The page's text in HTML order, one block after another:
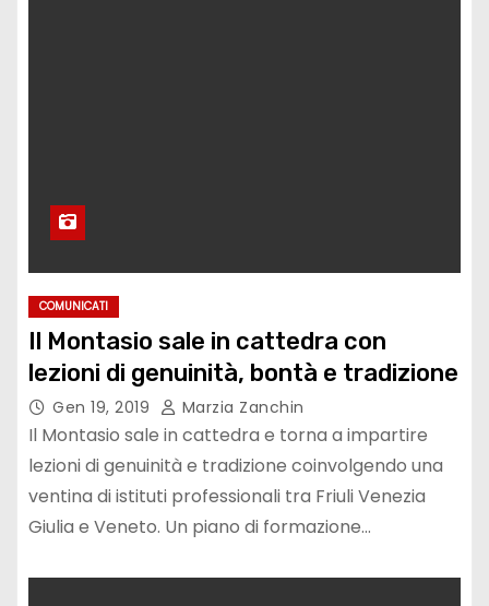
COMUNICATI
Il Montasio sale in cattedra con
lezioni di genuinità, bontà e tradizione
Gen 19, 2019 Marzia Zanchin
Il Montasio sale in cattedra e torna a impartire
lezioni di genuinità e tradizione coinvolgendo una
ventina di istituti professionali tra Friuli Venezia
Giulia e Veneto. Un piano di formazione…